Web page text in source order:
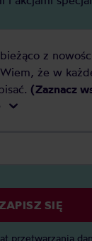
z
że w
(Zaznacz
SIĘ
przetwarzania